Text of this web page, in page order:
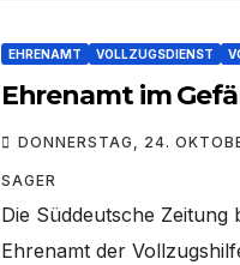
EHRENAMT VOLLZUGSDIENST
Ehrenamt im
DONNERSTAG, 24.
SAGER
Die Süddeutsche Zeitung
Ehrenamt der